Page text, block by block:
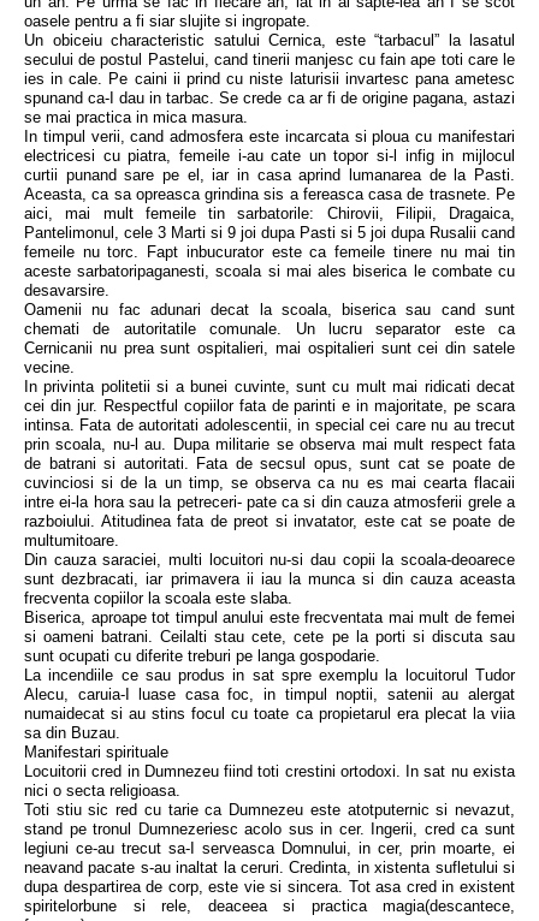
oasele pentru a fi siar slujite si ingropate.
Un obiceiu characteristic satului Cernica, este “tarbacul” la lasatul
secului de postul Pastelui, cand tinerii manjesc cu fain ape toti care le
ies in cale. Pe caini ii prind cu niste laturisii invartesc pana ametesc
spunand ca-I dau in tarbac. Se crede ca ar fi de origine pagana, astazi
se mai practica in mica masura.
In timpul verii, cand admosfera este incarcata si ploua cu manifestari
electricesi cu piatra, femeile i-au cate un topor si-l infig in mijlocul
curtii punand sare pe el, iar in casa aprind lumanarea de la Pasti.
Aceasta, ca sa opreasca grindina sis a fereasca casa de trasnete. Pe
aici, mai mult femeile tin sarbatorile: Chirovii, Filipii, Dragaica,
Pantelimonul, cele 3 Marti si 9 joi dupa Pasti si 5 joi dupa Rusalii cand
femeile nu torc. Fapt inbucurator este ca femeile tinere nu mai tin
aceste sarbatoripaganesti, scoala si mai ales biserica le combate cu
desavarsire.
Oamenii nu fac adunari decat la scoala, biserica sau cand sunt
chemati de autoritatile comunale. Un lucru separator este ca
Cernicanii nu prea sunt ospitalieri, mai ospitalieri sunt cei din satele
vecine.
In privinta politetii si a bunei cuvinte, sunt cu mult mai ridicati decat
cei din jur. Respectful copiilor fata de parinti e in majoritate, pe scara
intinsa. Fata de autoritati adolescentii, in special cei care nu au trecut
prin scoala, nu-l au. Dupa militarie se observa mai mult respect fata
de batrani si autoritati. Fata de secsul opus, sunt cat se poate de
cuvinciosi si de la un timp, se observa ca nu es mai cearta flacaii
intre ei-la hora sau la petreceri- pate ca si din cauza atmosferii grele a
razboiului. Atitudinea fata de preot si invatator, este cat se poate de
multumitoare.
Din cauza saraciei, multi locuitori nu-si dau copii la scoala-deoarece
sunt dezbracati, iar primavera ii iau la munca si din cauza aceasta
frecventa copiilor la scoala este slaba.
Biserica, aproape tot timpul anului este frecventata mai mult de femei
si oameni batrani. Ceilalti stau cete, cete pe la porti si discuta sau
sunt ocupati cu diferite treburi pe langa gospodarie.
La incendiile ce sau produs in sat spre exemplu la locuitorul Tudor
Alecu, caruia-I luase casa foc, in timpul noptii, satenii au alergat
numaidecat si au stins focul cu toate ca propietarul era plecat la viia
sa din Buzau.
Manifestari spirituale
Locuitorii cred in Dumnezeu fiind toti crestini ortodoxi. In sat nu exista
nici o secta religioasa.
Toti stiu sic red cu tarie ca Dumnezeu este atotputernic si nevazut,
stand pe tronul Dumnezeriesc acolo sus in cer. Ingerii, cred ca sunt
legiuni ce-au trecut sa-I serveasca Domnului, in cer, prin moarte, ei
neavand pacate s-au inaltat la ceruri. Credinta, in xistenta sufletului si
dupa despartirea de corp, este vie si sincera. Tot asa cred in existent
spiritelorbune si rele, deaceea si practica magia(descantece,